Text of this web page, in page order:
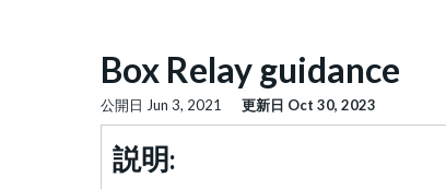
Box Relay guidance
公開日 Jun 3, 2021 更新日 Oct 30, 2023
説明: